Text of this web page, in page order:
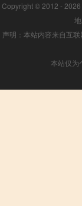
Copyright © 2012 - 2026
声明：本站内容来自互
本站仅为